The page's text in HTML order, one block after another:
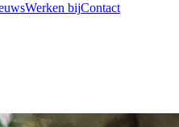
Werken bijContact